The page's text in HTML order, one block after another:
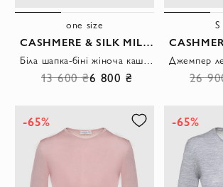
one size
CASHMERE & SILK MILANO
Біла шапка-біні жіноча кашемірова
13 600 ₴6 800 ₴
S
26
-65% -65%